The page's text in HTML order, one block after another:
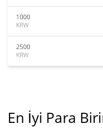
1000
KRW
2500
KRW
En İyi Para